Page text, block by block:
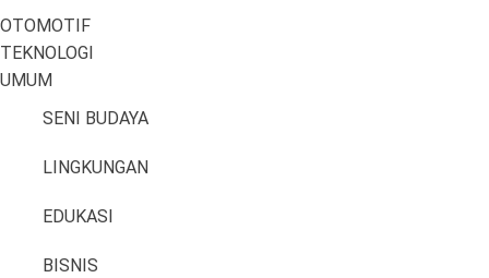
OTOMOTIF
TEKNOLOGI
UMUM
SENI BUDAYA
LINGKUNGAN
EDUKASI
BISNIS